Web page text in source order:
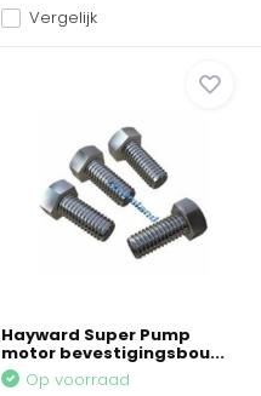
Vergelijk
Hayward Super Pump
motor bevestigingsbou...
Op voorraad